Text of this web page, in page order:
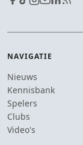
NAVIGATIE
Nieuws
Kennisbank
Spelers
Clubs
Video's